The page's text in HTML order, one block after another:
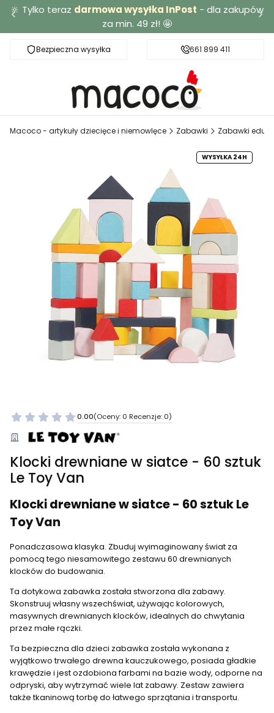
🔆 Tylko teraz darmowa wysyłka InPost - dla zakupów
za min. 49 zł! 🤩
Bezpieczna wysyłka Darmowa dostawa od 49 zł
661 899 411
Macoco - artykuły dziecięce i niemowlęce Zabawki Zabawki
WYSYŁKA 24H
0.00(Oceny: 0 Recenzje: 0)
Klocki drewniane w siatce - 60 sztuk
Le Toy Van
Klocki drewniane w siatce - 60 sztuk Le
Toy Van
Ponadczasowa klasyka. Zbuduj wyimaginowany świat za
pomocą tego niesamowitego zestawu 60 drewnianych
klocków do budowania.
Ta dotykowa zabawka została stworzona dla zabawy.
Skonstruuj własny wszechświat, używając kolorowych,
masywnych drewnianych klocków, idealnych do chwytania
przez małe rączki.
Ta bezpieczna dla dzieci zabawka została wykonana z
wyjątkowo trwałego drewna kauczukowego, posiada gładkie
krawędzie i jest ozdobiona farbami na bazie wody, odporne na
odpryski, aby wytrzymać wiele lat zabawy. Zestaw zawiera
także tkaninową torbę do łatwego sprzątania i transportu.